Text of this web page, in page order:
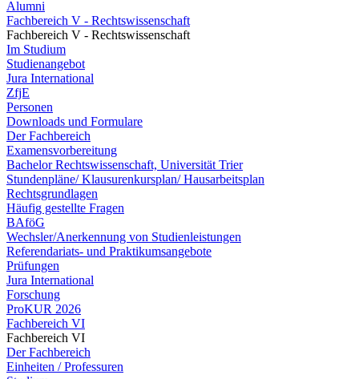
Alumni
Fachbereich V - Rechtswissenschaft
Fachbereich V - Rechtswissenschaft
Im Studium
Studienangebot
Jura International
ZfjE
Personen
Downloads und Formulare
Der Fachbereich
Examensvorbereitung
Bachelor Rechtswissenschaft, Universität Trier
Stundenpläne/ Klausurenkursplan/ Hausarbeitsplan
Rechtsgrundlagen
Häufig gestellte Fragen
BAföG
Wechsler/Anerkennung von Studienleistungen
Referendariats- und Praktikumsangebote
Prüfungen
Jura International
Forschung
ProKUR 2026
Fachbereich VI
Fachbereich VI
Der Fachbereich
Einheiten / Professuren